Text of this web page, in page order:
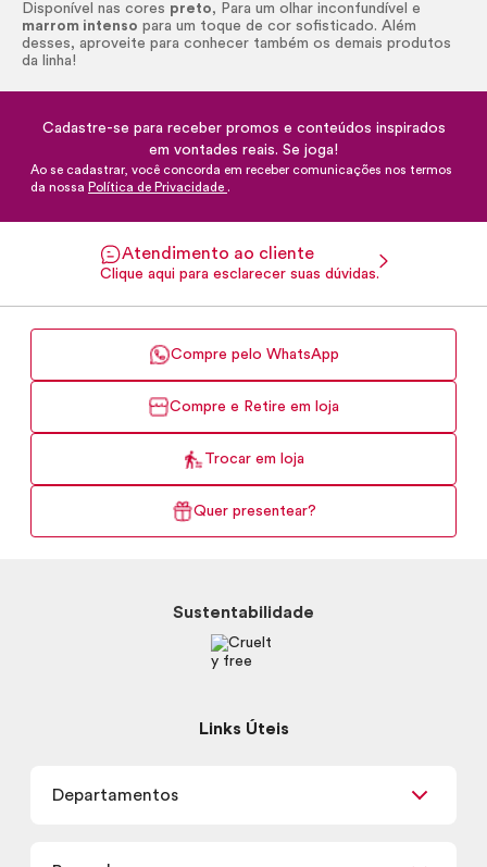
Disponível nas cores preto, Para um olhar inconfundível e
marrom intenso para um toque de cor sofisticado. Além
desses, aproveite para conhecer também os demais produtos
da linha!
Cadastre-se para receber promos e conteúdos inspirados
em vontades reais. Se joga!
Ao se cadastrar, você concorda em receber comunicações nos termos
da nossa Política de Privacidade .
Atendimento ao cliente
Clique aqui para esclarecer suas dúvidas.
Compre pelo WhatsApp
Compre e Retire em loja
Trocar em loja
Quer presentear?
Sustentabilidade
Links Úteis
Departamentos